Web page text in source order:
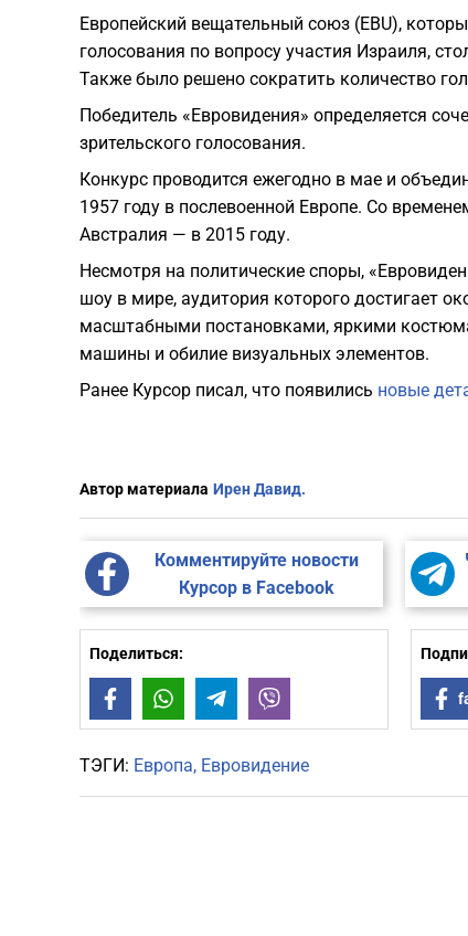
Европейский вещательный союз (EBU),
голосования по вопросу участия Израиля,
Также было решено сократить количество
Победитель «Евровидения» определяется
зрительского голосования.
Конкурс проводится ежегодно в мае и
1957 году в послевоенной Европе. Со
Австралия — в 2015 году.
Несмотря на политические споры,
шоу в мире, аудитория которого достигает
масштабными постановками, яркими
машины и обилие визуальных элементов.
Ранее Курсор писал, что появились новые
Автор материала Ирен Давид.
Комментируйте новости
Курсор в Facebook
Поделиться:
FacebookWhatsAppTelegram
ТЭГИ: Европа Евровидение